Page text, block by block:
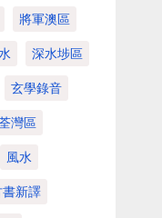
將軍澳區
深水埗區
玄學錄音
灣區
風水
書新譯